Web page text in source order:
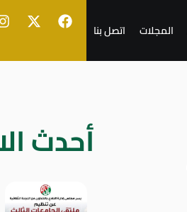
المجلات اتصل بنا
أحدث